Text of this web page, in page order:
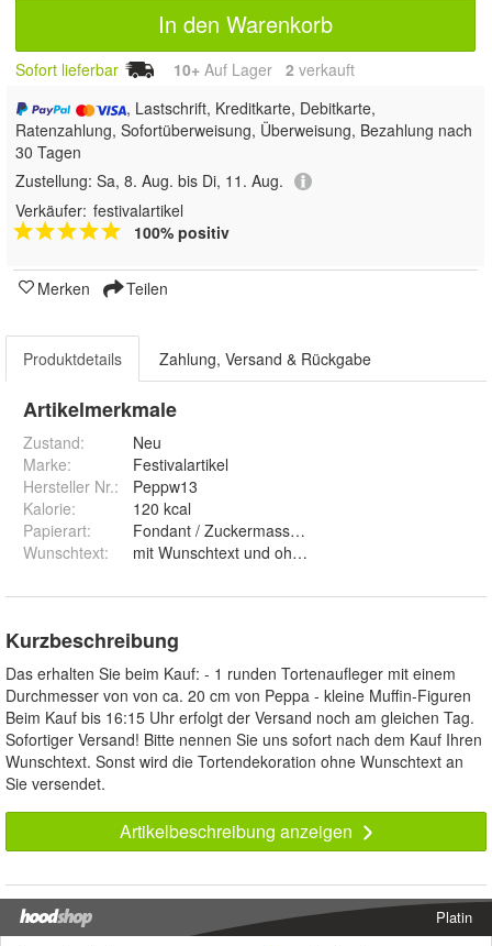
In den Warenkorb
Sofort lieferbar 10+ Auf Lager 2 verkauft
, Lastschrift, Kreditkarte, Debitkarte,
Ratenzahlung, Sofortüberweisung, Überweisung, Bezahlung nach
30 Tagen
Zustellung: Sa, 8. Aug. bis Di, 11. Aug.
Verkäufer: festivalartikel
100% positiv
Merken Teilen
Produktdetails Zahlung, Versand & Rückgabe
Artikelmerkmale
Zustand:
Neu
Marke:
Festivalartikel
Hersteller Nr.:
Peppw13
Kalorie:
120 kcal
Papierart:
Wunschtext: mit Wunschtext und ohne Wunschtext
Kurzbeschreibung
Das erhalten Sie beim Kauf: - 1 runden Tortenaufleger mit einem
Durchmesser von von ca. 20 cm von Peppa - kleine Muffin-Figuren
Beim Kauf bis 16:15 Uhr erfolgt der Versand noch am gleichen Tag.
Sofortiger Versand! Bitte nennen Sie uns sofort nach dem Kauf Ihren
Wunschtext. Sonst wird die Tortendekoration ohne Wunschtext an
Sie versendet.
Artikelbeschreibung anzeigen
Platin